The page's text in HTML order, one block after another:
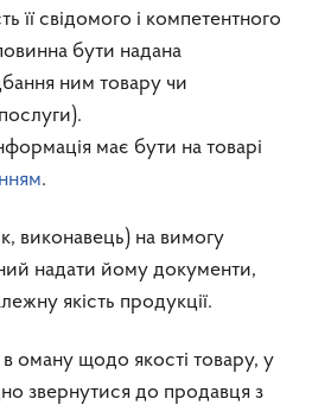
її свідомого і компетентного
бути надана
ним товару чи
має бути на товарі
.
виконавець) на вимогу
надати йому документи,
якість продукції.
оману щодо якості товару, у
звернутися до продавця з